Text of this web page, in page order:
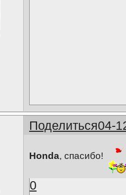
Поделиться04-
Honda, спасибо!
0